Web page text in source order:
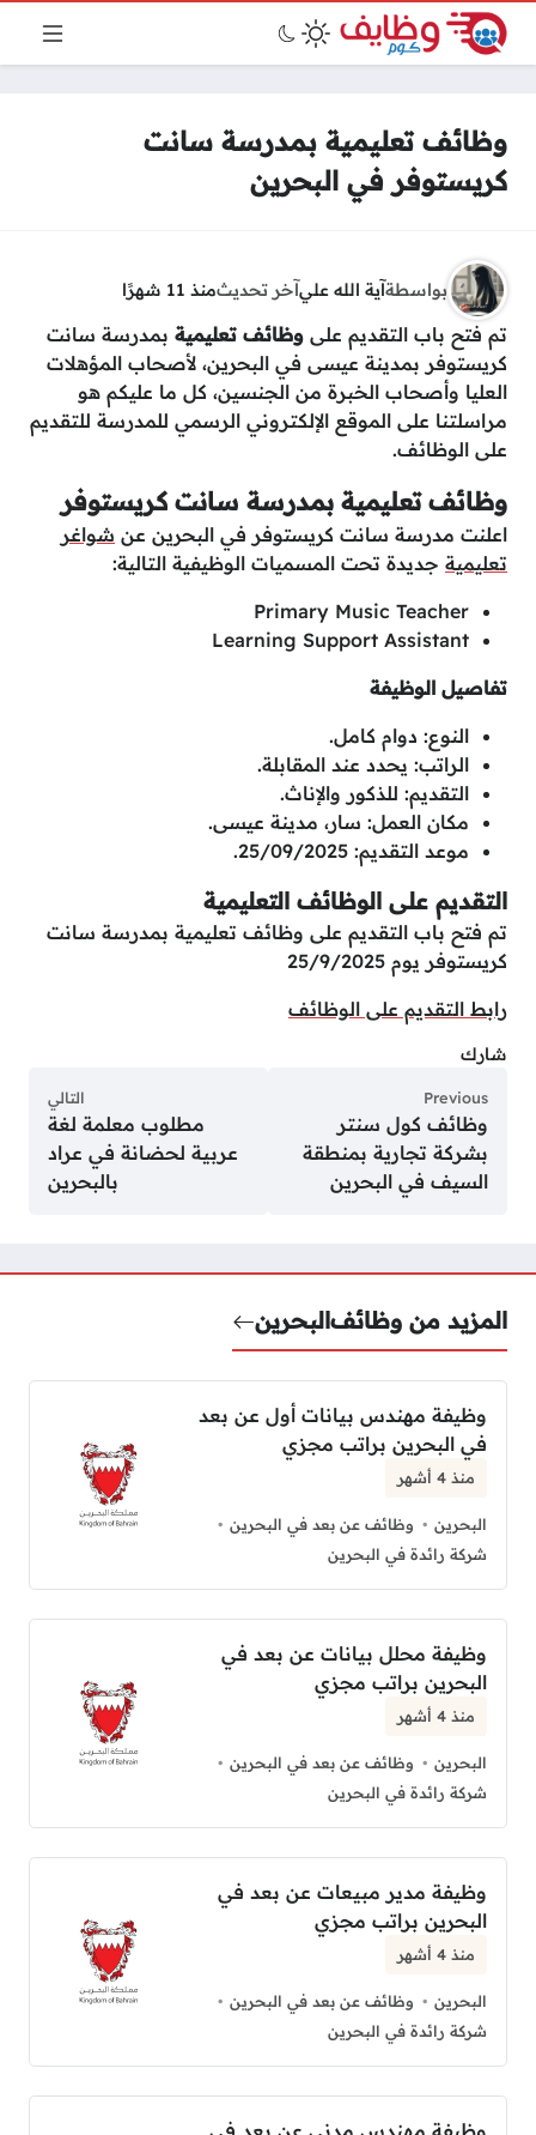
وظائف تعليمية بمدرسة سانت
كريستوفر في البحرين
بواسطةآية الله عليآخر تحديثمنذ 11 شهرًا
تم فتح باب التقديم على وظائف تعليمية بمدرسة سانت
كريستوفر بمدينة عيسى في البحرين، لأصحاب المؤهلات
العليا وأصحاب الخبرة من الجنسين، كل ما عليكم هو
مراسلتنا على الموقع الإلكتروني الرسمي للمدرسة للتقديم
على الوظائف.
وظائف تعليمية بمدرسة سانت كريستوفر
اعلنت مدرسة سانت كريستوفر في البحرين عن شواغر
تعليمية جديدة تحت المسميات الوظيفية التالية:
Primary Music Teacher
Learning Support Assistant
تفاصيل الوظيفة
النوع: دوام كامل.
الراتب: يحدد عند المقابلة.
التقديم: للذكور والإناث.
مكان العمل: سار، مدينة عيسى.
موعد التقديم: 25/09/2025.
التقديم على الوظائف التعليمية
تم فتح باب التقديم على وظائف تعليمية بمدرسة سانت
كريستوفر يوم 25/9/2025
رابط التقديم على الوظائف
شارك
Previous
وظائف كول سنتر
بشركة تجارية بمنطقة
السيف في البحرين
التالي
مطلوب معلمة لغة
عربية لحضانة في عراد
بالبحرين
المزيد من وظائفالبحرين
وظيفة مهندس بيانات أول عن بعد
في البحرين براتب مجزي
منذ 4 أشهر
البحرين
وظائف عن بعد في البحرين
شركة رائدة في البحرين
وظيفة محلل بيانات عن بعد في
البحرين براتب مجزي
منذ 4 أشهر
البحرين
وظائف عن بعد في البحرين
شركة رائدة في البحرين
وظيفة مدير مبيعات عن بعد في
البحرين براتب مجزي
منذ 4 أشهر
البحرين
وظائف عن بعد في البحرين
شركة رائدة في البحرين
وظيفة مهندس مدني عن بعد في